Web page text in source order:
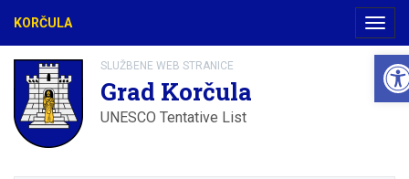
KORČULA
SLUŽBENE WEB STRANICE
Grad Korčula
UNESCO Tentative List